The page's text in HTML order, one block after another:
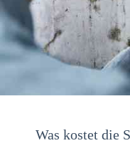
Was kostet die